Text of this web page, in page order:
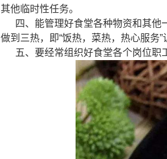
其他临时性任务。
四、能管理好食堂各种物资和其
做到三热，即“饭热，菜热，热心服务
五、要经常组织好食堂各个岗位职